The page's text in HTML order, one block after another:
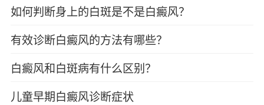
如何判断身上的白斑是不是白癜风？
有效诊断白癜风的方法有哪些？
白癜风和白斑病有什么区别？
儿童早期白癜风诊断症状